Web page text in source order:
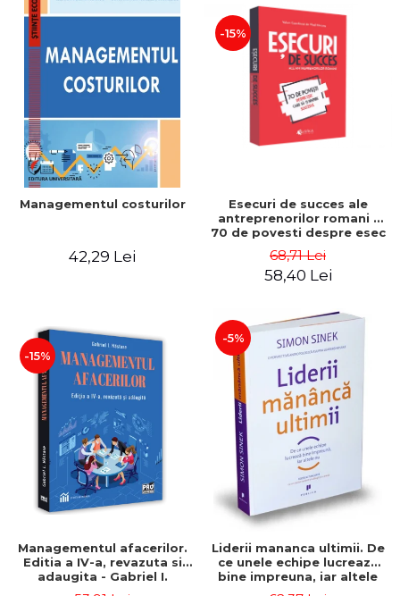
Managementul costurilor
42,29 Lei
-15%
Esecuri de succes ale
antreprenorilor romani -
70 de povesti despre esec
68,71 Lei
58,40 Lei
-15%
Managementul afacerilor.
Editia a IV-a, revazuta si
adaugita - Gabriel I.
-5%
Liderii mananca ultimii. De
ce unele echipe lucreaza
bine impreuna, iar altele